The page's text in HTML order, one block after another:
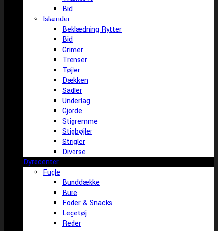
Bid
Islænder
Beklædning Rytter
Bid
Grimer
Trenser
Tøjler
Dækken
Sadler
Underlag
Gjorde
Stigremme
Stigbøjler
Strigler
Diverse
Dyrecenter
Fugle
Bunddække
Bure
Foder & Snacks
Legetøj
Reder